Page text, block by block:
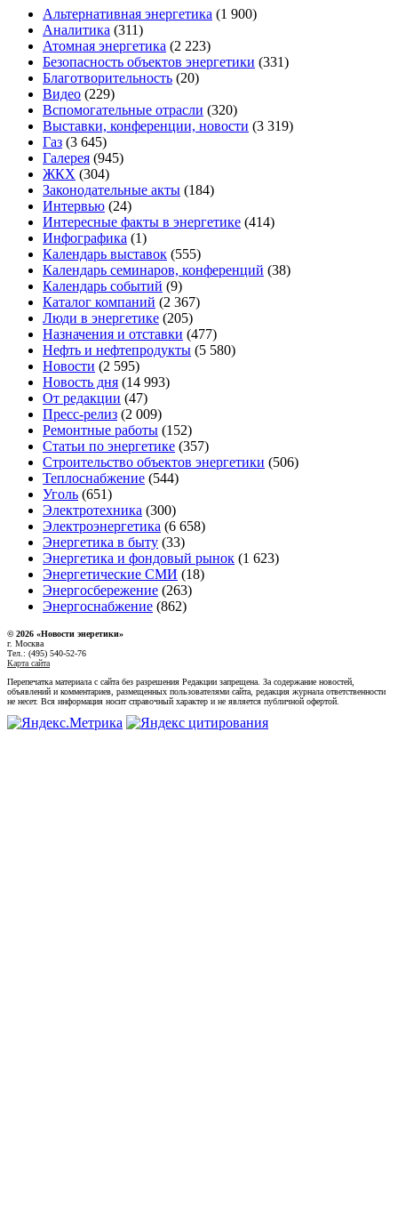
Альтернативная энергетика (1 900)
Аналитика (311)
Атомная энергетика (2 223)
Безопасность объектов энергетики (331)
Благотворительность (20)
Видео (229)
Вспомогательные отрасли (320)
Выставки, конференции, новости (3 319)
Газ (3 645)
Галерея (945)
ЖКХ (304)
Законодательные акты (184)
Интервью (24)
Интересные факты в энергетике (414)
Инфографика (1)
Календарь выставок (555)
Календарь семинаров, конференций (38)
Календарь событий (9)
Каталог компаний (2 367)
Люди в энергетике (205)
Назначения и отставки (477)
Нефть и нефтепродукты (5 580)
Новости (2 595)
Новость дня (14 993)
От редакции (47)
Пресс-релиз (2 009)
Ремонтные работы (152)
Статьи по энергетике (357)
Строительство объектов энергетики (506)
Теплоснабжение (544)
Уголь (651)
Электротехника (300)
Электроэнергетика (6 658)
Энергетика в быту (33)
Энергетика и фондовый рынок (1 623)
Энергетические СМИ (18)
Энергосбережение (263)
Энергоснабжение (862)
© 2026 «Новости энеретики»
г. Москва
Тел.: (495) 540-52-76
Карта сайта
Перепечатка материала с сайта без разрешения Редакции запрещена. За содержание новостей,
объявлений и комментариев, размещенных пользователями сайта, редакция журнала ответственности
не несет. Вся информация носит справочный характер и не является публичной офертой.